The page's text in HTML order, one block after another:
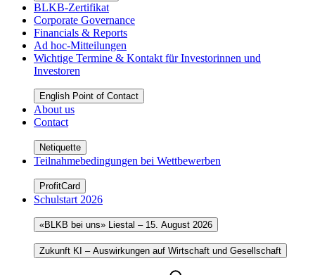
BLKB-Zertifikat
Corporate Governance
Financials & Reports
Ad hoc-Mitteilungen
Wichtige Termine & Kontakt für Investorinnen und
Investoren
English Point of Contact
About us
Contact
Netiquette
Teilnahmebedingungen bei Wettbewerben
ProfitCard
Schulstart 2026
«BLKB bei uns» Liestal – 15. August 2026
Zukunft KI – Auswirkungen auf Wirtschaft und Gesellschaft